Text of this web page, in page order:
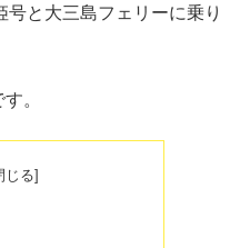
と大三島フェリーに乗り
。